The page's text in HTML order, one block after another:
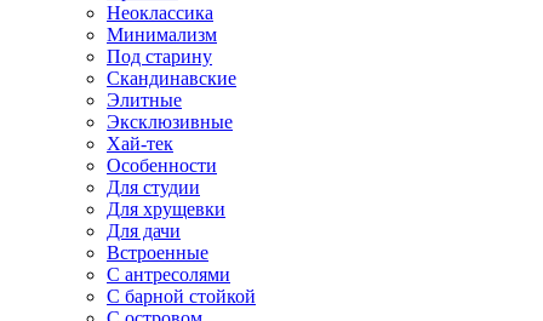
Неоклассика
Минимализм
Под старину
Скандинавские
Элитные
Эксклюзивные
Хай-тек
Особенности
Для студии
Для хрущевки
Для дачи
Встроенные
С антресолями
С барной стойкой